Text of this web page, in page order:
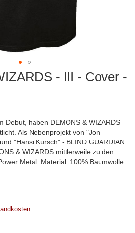
- III - Cover -
Debut, haben DEMONS & WIZARDS
Als Nebenprojekt von "Jon
"Hansi Kürsch" - BLIND GUARDIAN
& WIZARDS mittlerweile zu den
Metal. Material: 100% Baumwolle